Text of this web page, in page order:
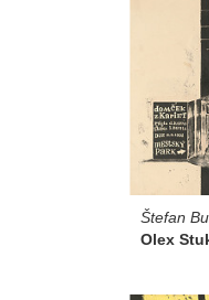
Štefan
Olex